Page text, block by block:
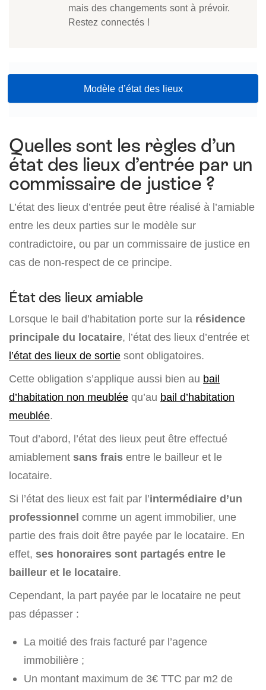
mais des changements sont à prévoir.
Restez connectés !
Modèle d’état des lieux
Quelles sont les règles d’un
état des lieux d’entrée par un
commissaire de justice ?
L’état des lieux d’entrée peut être réalisé à l’amiable
entre les deux parties sur le modèle sur
contradictoire, ou par un commissaire de justice en
cas de non-respect de ce principe.
État des lieux amiable
Lorsque le bail d’habitation porte sur la résidence
principale du locataire, l’état des lieux d’entrée et
l’état des lieux de sortie sont obligatoires.
Cette obligation s’applique aussi bien au bail
d’habitation non meublée qu’au bail d’habitation
meublée.
Tout d’abord, l’état des lieux peut être effectué
amiablement sans frais entre le bailleur et le
locataire.
Si l’état des lieux est fait par l’intermédiaire d’un
professionnel comme un agent immobilier, une
partie des frais doit être payée par le locataire. En
effet, ses honoraires sont partagés entre le
bailleur et le locataire.
Cependant, la part payée par le locataire ne peut
pas dépasser :
La moitié des frais facturé par l’agence
immobilière ;
Un montant maximum de 3€ TTC par m2 de